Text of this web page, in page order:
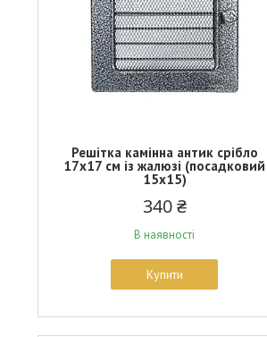
Решітка камінна антик срібло
17х17 см із жалюзі (посадковий
15х15)
340 ₴
В наявності
Купити